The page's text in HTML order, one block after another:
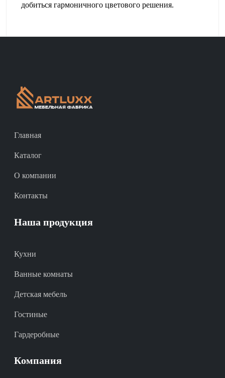
добиться гармоничного цветового решения.
Главная
Каталог
О компании
Контакты
Наша продукция
Кухни
Ванные комнаты
Детская мебель
Гостиные
Гардеробные
Компания